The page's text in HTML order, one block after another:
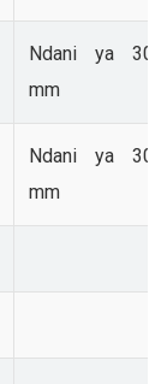
Ndani ya 300
mm
Ndani ya 300
mm